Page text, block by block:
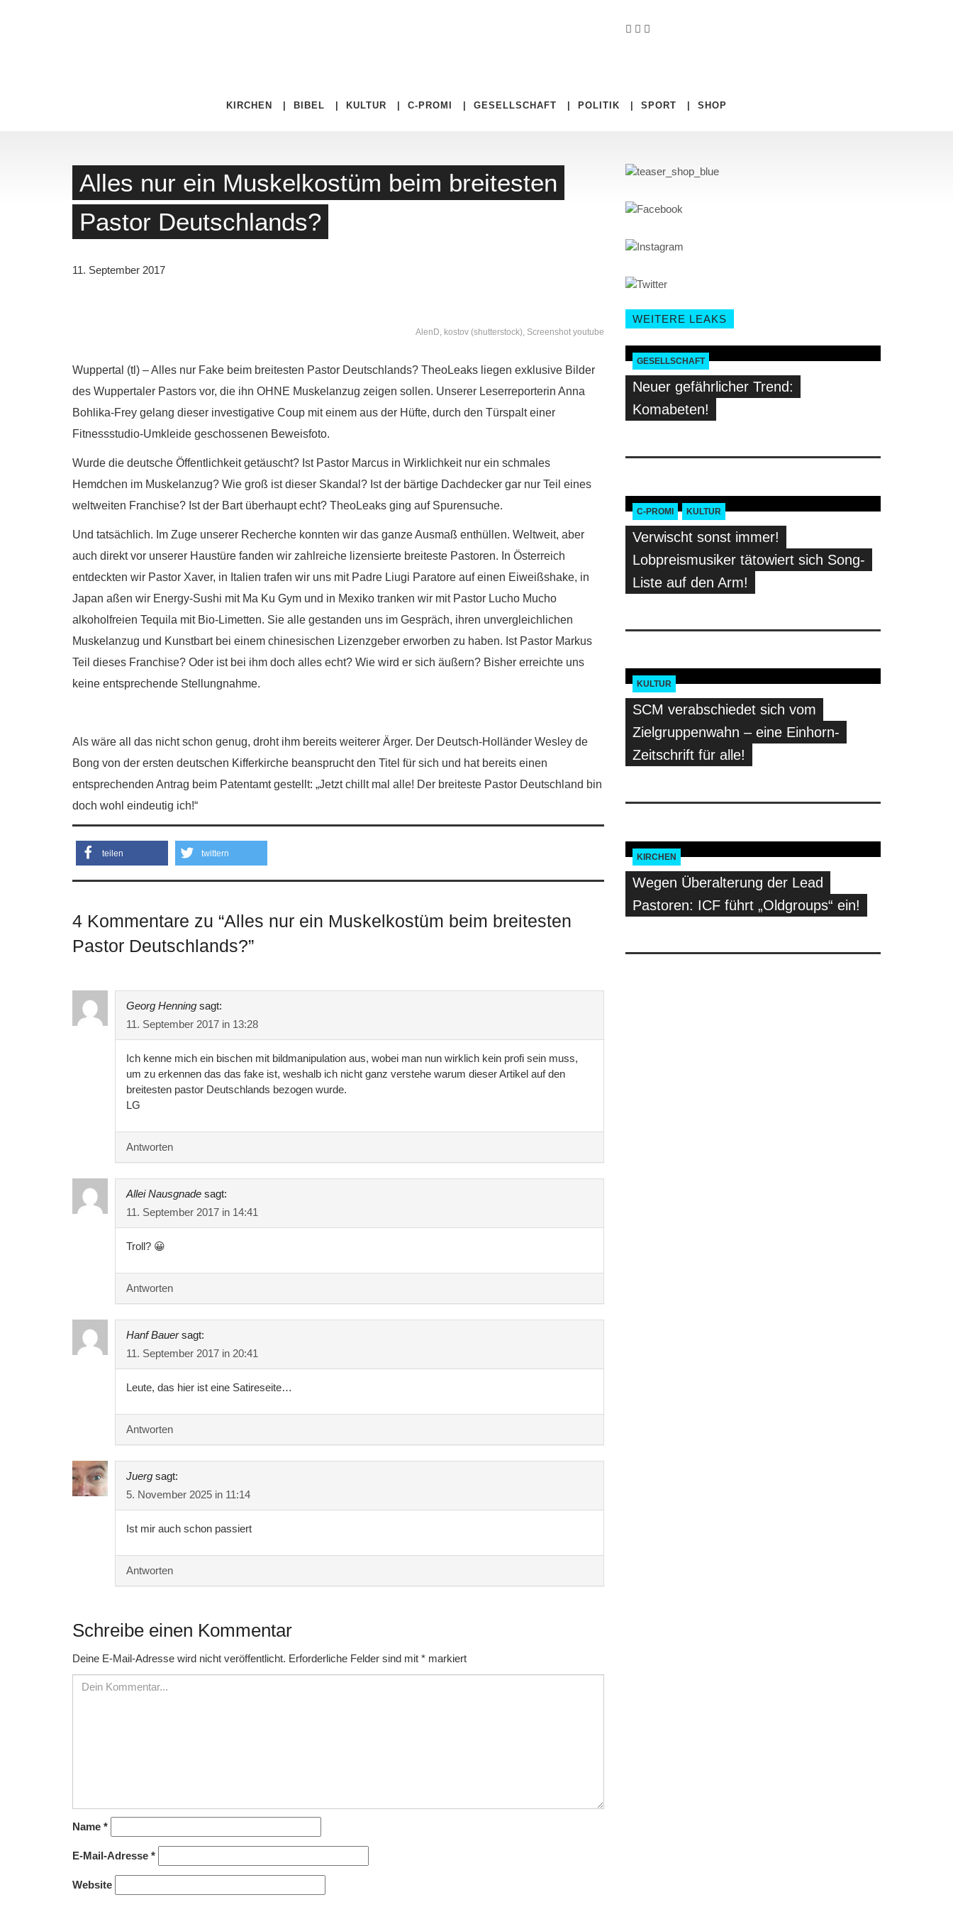
KIRCHEN BIBEL KULTUR C-PROMI GESELLSCHAFT POLITIK SPORT SHOP
Alles nur ein Muskelkostüm beim breitesten
Pastor Deutschlands?
11. September 2017
AlenD, kostov (shutterstock), Screenshot youtube
Wuppertal (tl) – Alles nur Fake beim breitesten Pastor Deutschlands? TheoLeaks liegen exklusive Bilder
des Wuppertaler Pastors vor, die ihn OHNE Muskelanzug zeigen sollen. Unserer Leserreporterin Anna
Bohlika-Frey gelang dieser investigative Coup mit einem aus der Hüfte, durch den Türspalt einer
Fitnessstudio-Umkleide geschossenen Beweisfoto.
Wurde die deutsche Öffentlichkeit getäuscht? Ist Pastor Marcus in Wirklichkeit nur ein schmales
Hemdchen im Muskelanzug? Wie groß ist dieser Skandal? Ist der bärtige Dachdecker gar nur Teil eines
weltweiten Franchise? Ist der Bart überhaupt echt? TheoLeaks ging auf Spurensuche.
Und tatsächlich. Im Zuge unserer Recherche konnten wir das ganze Ausmaß enthüllen. Weltweit, aber
auch direkt vor unserer Haustüre fanden wir zahlreiche lizensierte breiteste Pastoren. In Österreich
entdeckten wir Pastor Xaver, in Italien trafen wir uns mit Padre Liugi Paratore auf einen Eiweißshake, in
Japan aßen wir Energy-Sushi mit Ma Ku Gym und in Mexiko tranken wir mit Pastor Lucho Mucho
alkoholfreien Tequila mit Bio-Limetten. Sie alle gestanden uns im Gespräch, ihren unvergleichlichen
Muskelanzug und Kunstbart bei einem chinesischen Lizenzgeber erworben zu haben. Ist Pastor Markus
Teil dieses Franchise? Oder ist bei ihm doch alles echt? Wie wird er sich äußern? Bisher erreichte uns
keine entsprechende Stellungnahme.
Als wäre all das nicht schon genug, droht ihm bereits weiterer Ärger. Der Deutsch-Holländer Wesley de
Bong von der ersten deutschen Kifferkirche beansprucht den Titel für sich und hat bereits einen
entsprechenden Antrag beim Patentamt gestellt: „Jetzt chillt mal alle! Der breiteste Pastor Deutschland bin
doch wohl eindeutig ich!“
teilen twittern
4 Kommentare zu “Alles nur ein Muskelkostüm beim breitesten
Pastor Deutschlands?”
Georg Henning sagt:
11. September 2017 in 13:28
Ich kenne mich ein bischen mit bildmanipulation aus, wobei man nun wirklich kein profi sein muss,
um zu erkennen das das fake ist, weshalb ich nicht ganz verstehe warum dieser Artikel auf den
breitesten pastor Deutschlands bezogen wurde.
LG
Antworten
Allei Nausgnade sagt:
11. September 2017 in 14:41
Troll? 😀
Antworten
Hanf Bauer sagt:
11. September 2017 in 20:41
Leute, das hier ist eine Satireseite…
Antworten
Juerg sagt:
5. November 2025 in 11:14
Ist mir auch schon passiert
Antworten
Schreibe einen Kommentar
Deine E-Mail-Adresse wird nicht veröffentlicht. Erforderliche Felder sind mit * markiert
Name *
E-Mail-Adresse *
Website
WEITERE LEAKS
GESELLSCHAFT
Neuer gefährlicher Trend:
Komabeten!
C-PROMI KULTUR
Verwischt sonst immer!
Lobpreismusiker tätowiert sich Song-
Liste auf den Arm!
KULTUR
SCM verabschiedet sich vom
Zielgruppenwahn – eine Einhorn-
Zeitschrift für alle!
KIRCHEN
Wegen Überalterung der Lead
Pastoren: ICF führt „Oldgroups“ ein!